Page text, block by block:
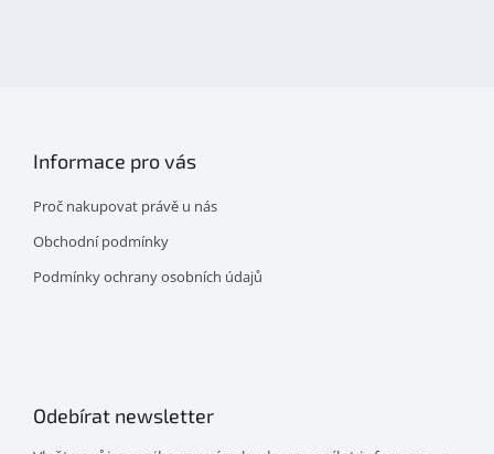
Informace pro vás
Proč nakupovat právě u nás
Obchodní podmínky
Podmínky ochrany osobních údajů
Odebírat newsletter